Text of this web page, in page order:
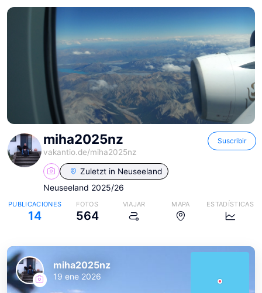
miha2025nz
vakantio.de/miha2025nz
Suscribir
Zuletzt in Neuseeland
Neuseeland 2025/26
PUBLICACIONES
14
FOTOS
564
VIAJAR MAPA ESTADÍSTICAS
miha2025nz
19 ene 2026